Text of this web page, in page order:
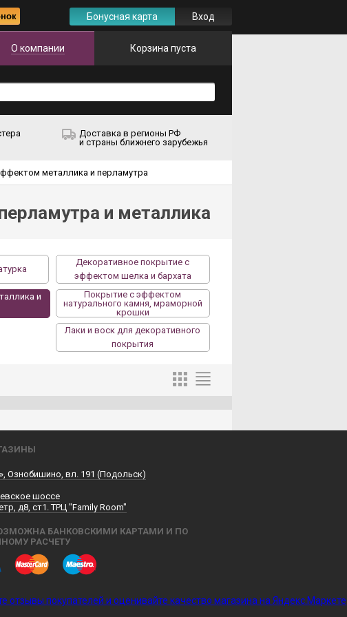
Бонусная карта Вход
О компании Корзина пуста
Доставка в регионы РФ
и страны ближнего зарубежья
металлика и перламутра
и металлика
Декоративное покрытие с
эффектом шелка и бархата
и
Покрытие с эффектом
натурального камня, мраморной
крошки
Лаки и воск для декоративного
покрытия
Ознобишино, вл. 191 (Подольск)
шоссе
д8, ст1. ТРЦ "Family Room"
БАНКОВСКИМИ КАРТАМИ И ПО
РАСЧЕТУ